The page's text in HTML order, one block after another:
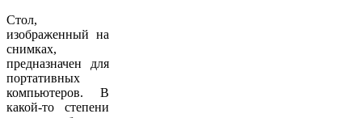
Стол,
изображенный на
снимках,
предназначен для
портативных
компьютеров. В
какой-то степени